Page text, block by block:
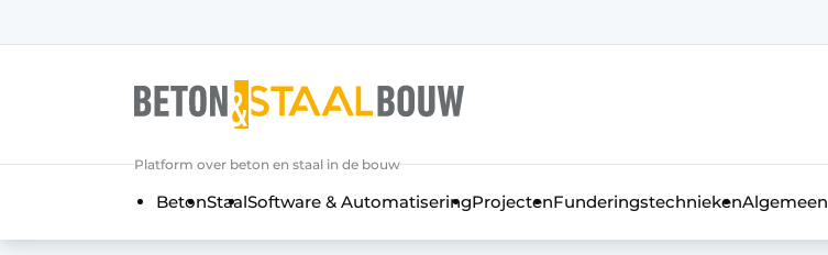
Algemene voorwaarden
Beton & Staalbouw | Ontdek hét vakblad voor de beton- en staalbouwbranche
Platform over beton en staal in de bouw
BetonStaalSoftware & AutomatiseringProjectenFunderingstechniekenAlgemeen